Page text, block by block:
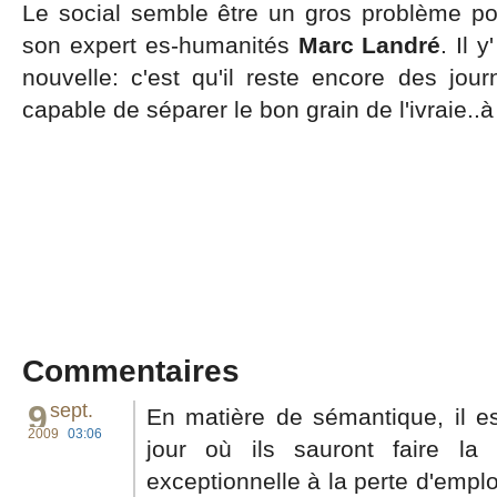
Le social semble être un gros problème
son expert es-humanités Marc Landré. Il
nouvelle: c'est qu'il reste encore des
capable de séparer le bon grain de
Commentaires
9sept.
2009 03:06
En matière de sémantique, il
jour où ils sauront faire la
exceptionnelle à la perte